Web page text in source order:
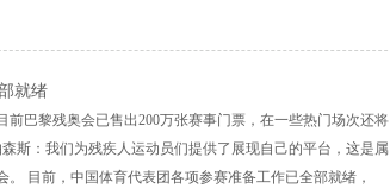
就绪
巴黎残奥会已售出200万张赛事门票，在一些热门场次还将
斯：我们为残疾人运动员们提供了展现自己的平台，这是属
目前，中国体育代表团各项参赛准备工作已全部就绪，